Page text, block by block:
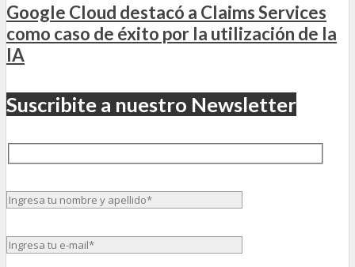
Google Cloud destacó a Claims Services
como caso de éxito por la utilización de la
IA
Suscribite a nuestro Newsletter